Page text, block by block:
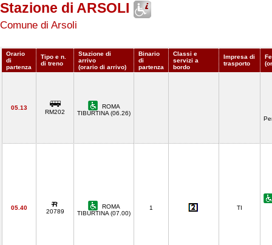
Stazione di ARSOLI
Comune di Arsoli
Orario
di
partenza
Tipo e n.
di treno
Stazione di
arrivo
(orario di arrivo)
Binario
di
partenza
Classi e
servizi a
bordo
Impresa di
trasporto
05.13
RM202
ROMA
TIBURTINA (06.26)
05.40
20789
ROMA
TIBURTINA (07.00)
1 TI